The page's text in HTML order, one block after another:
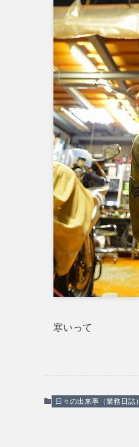
寒いって
日々の出来事（業務日誌）